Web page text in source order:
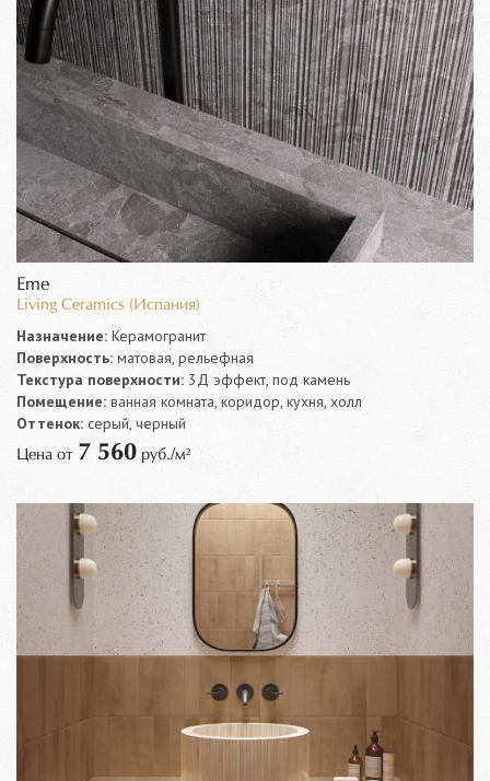
Eme
Living Ceramics (Испания)
Назначение: Керамогранит
Поверхность: матовая, рельефная
Текстура поверхности: 3Д эффект, под камень
Помещение: ванная комната, коридор, кухня, холл
Оттенок: серый, черный
Цена от 7 560 руб./м²